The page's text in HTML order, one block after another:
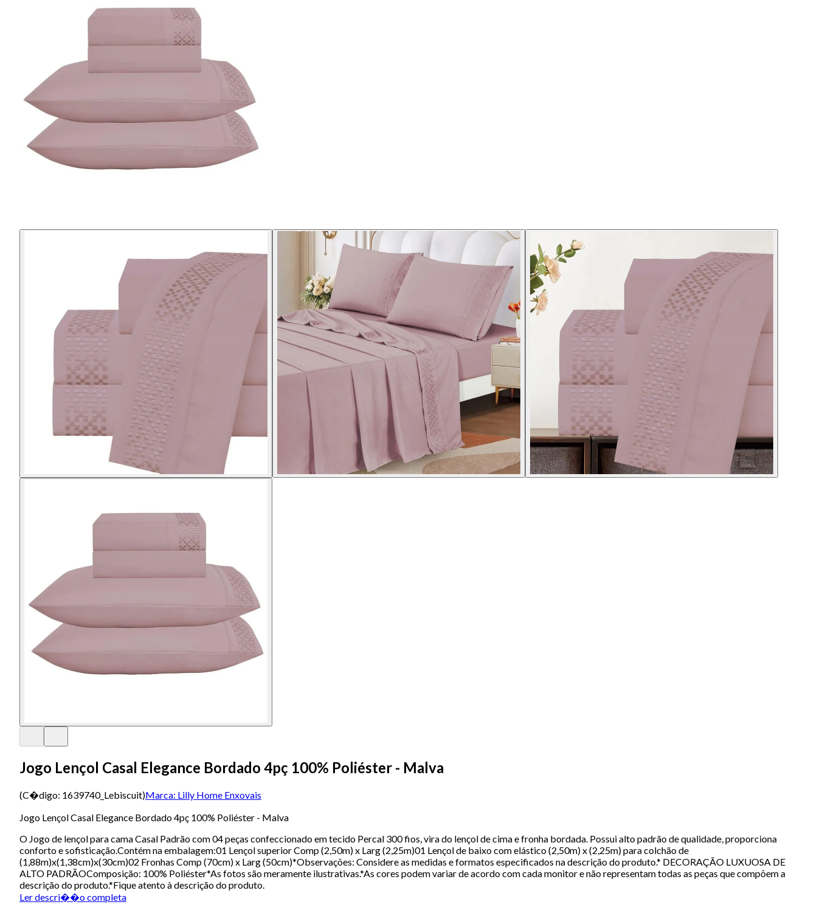
Jogo Lençol Casal Elegance Bordado 4pç 100% Poliéster - Malva
(C�digo: 1639740_Lebiscuit)Marca: Lilly Home Enxovais
Jogo Lençol Casal Elegance Bordado 4pç 100% Poliéster - Malva
O Jogo de lençol para cama Casal Padrão com 04 peças confeccionado em tecido Percal 300 fios, vira do lençol de cima e fronha bordada. Possui alto padrão de qualidade, proporciona
conforto e sofisticação.Contém na embalagem:01 Lençol superior Comp (2,50m) x Larg (2,25m)01 Lençol de baixo com elástico (2,50m) x (2,25m) para colchão de
(1,88m)x(1,38cm)x(30cm)02 Fronhas Comp (70cm) x Larg (50cm)*Observações: Considere as medidas e formatos especificados na descrição do produto.* DECORAÇÃO LUXUOSA DE
ALTO PADRÃOComposição: 100% Poliéster*As fotos são meramente ilustrativas.*As cores podem variar de acordo com cada monitor e não representam todas as peças que compõem a
descrição do produto.*Fique atento à descrição do produto.
Ler descri��o completa